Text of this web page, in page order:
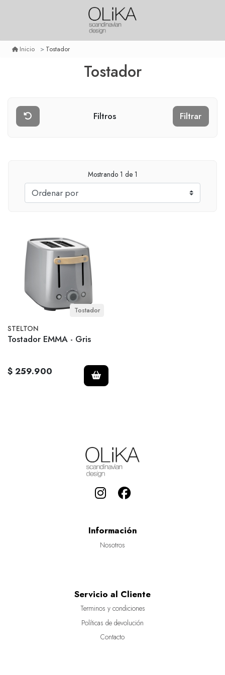
Inicio Tostador
Tostador
Filtros Filtrar
Mostrando 1 de 1
Tostador
STELTON
Tostador EMMA - Gris
$ 259.900
Información
Nosotros
Servicio al Cliente
Terminos y condiciones
Políticas de devolución
Contacto